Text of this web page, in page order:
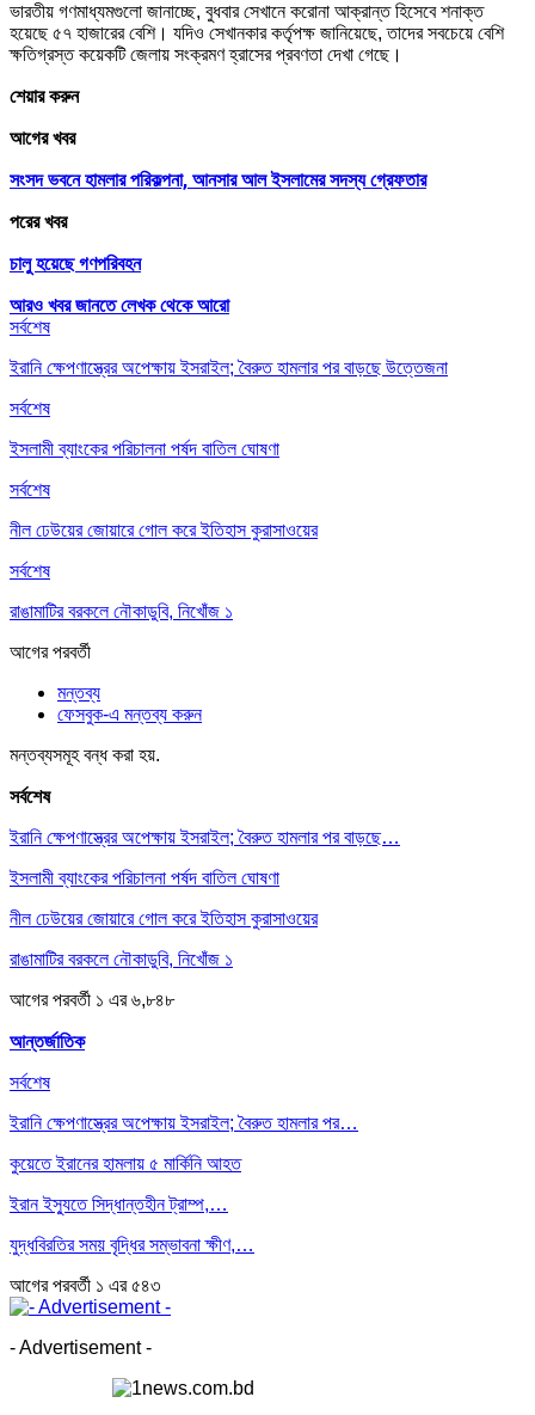
ভারতীয় গণমাধ্যমগুলো জানাচ্ছে, বুধবার সেখানে করোনা আক্রান্ত হিসেবে শনাক্ত
হয়েছে ৫৭ হাজারের বেশি। যদিও সেখানকার কর্তৃপক্ষ জানিয়েছে, তাদের সবচেয়ে বেশি
ক্ষতিগ্রস্ত কয়েকটি জেলায় সংক্রমণ হ্রাসের প্রবণতা দেখা গেছে।
শেয়ার করুন
আগের খবর
সংসদ ভবনে হামলার পরিকল্পনা, আনসার আল ইসলামের সদস্য গ্রেফতার
পরের খবর
চালু হয়েছে গণপরিবহন
আরও খবর জানতে লেখক থেকে আরো
সর্বশেষ
ইরানি ক্ষেপণাস্ত্রের অপেক্ষায় ইসরাইল; বৈরুত হামলার পর বাড়ছে উত্তেজনা
সর্বশেষ
ইসলামী ব্যাংকের পরিচালনা পর্ষদ বাতিল ঘোষণা
সর্বশেষ
নীল ঢেউয়ের জোয়ারে গোল করে ইতিহাস কুরাসাওয়ের
সর্বশেষ
রাঙামাটির বরকলে নৌকাডুবি, নিখোঁজ ১
আগেরপরবর্তী
মন্তব্য
ফেসবুক-এ মন্তব্য করুন
মন্তব্যসমূহ বন্ধ করা হয়.
সর্বশেষ
ইরানি ক্ষেপণাস্ত্রের অপেক্ষায় ইসরাইল; বৈরুত হামলার পর বাড়ছে…
ইসলামী ব্যাংকের পরিচালনা পর্ষদ বাতিল ঘোষণা
নীল ঢেউয়ের জোয়ারে গোল করে ইতিহাস কুরাসাওয়ের
রাঙামাটির বরকলে নৌকাডুবি, নিখোঁজ ১
আগেরপরবর্তী ১ এর ৬,৮৪৮
আন্তর্জাতিক
সর্বশেষ
ইরানি ক্ষেপণাস্ত্রের অপেক্ষায় ইসরাইল; বৈরুত হামলার পর…
কুয়েতে ইরানের হামলায় ৫ মার্কিনি আহত
ইরান ইস্যুতে সিদ্ধান্তহীন ট্রাম্প,…
যুদ্ধবিরতির সময় বৃদ্ধির সম্ভাবনা ক্ষীণ,…
আগেরপরবর্তী ১ এর ৫৪৩
- Advertisement -